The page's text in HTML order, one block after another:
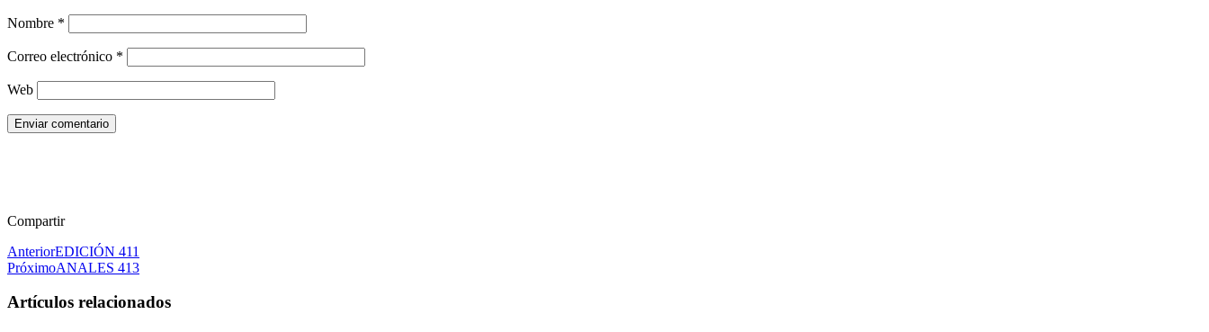
Nombre *
Correo electrónico *
Web
Enviar comentario
Compartir
AnteriorEDICIÓN 411
PróximoANALES 413
Artículos relacionados